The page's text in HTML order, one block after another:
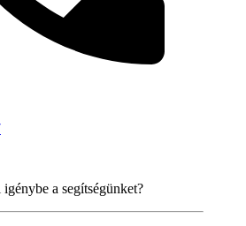
a segítségünket?